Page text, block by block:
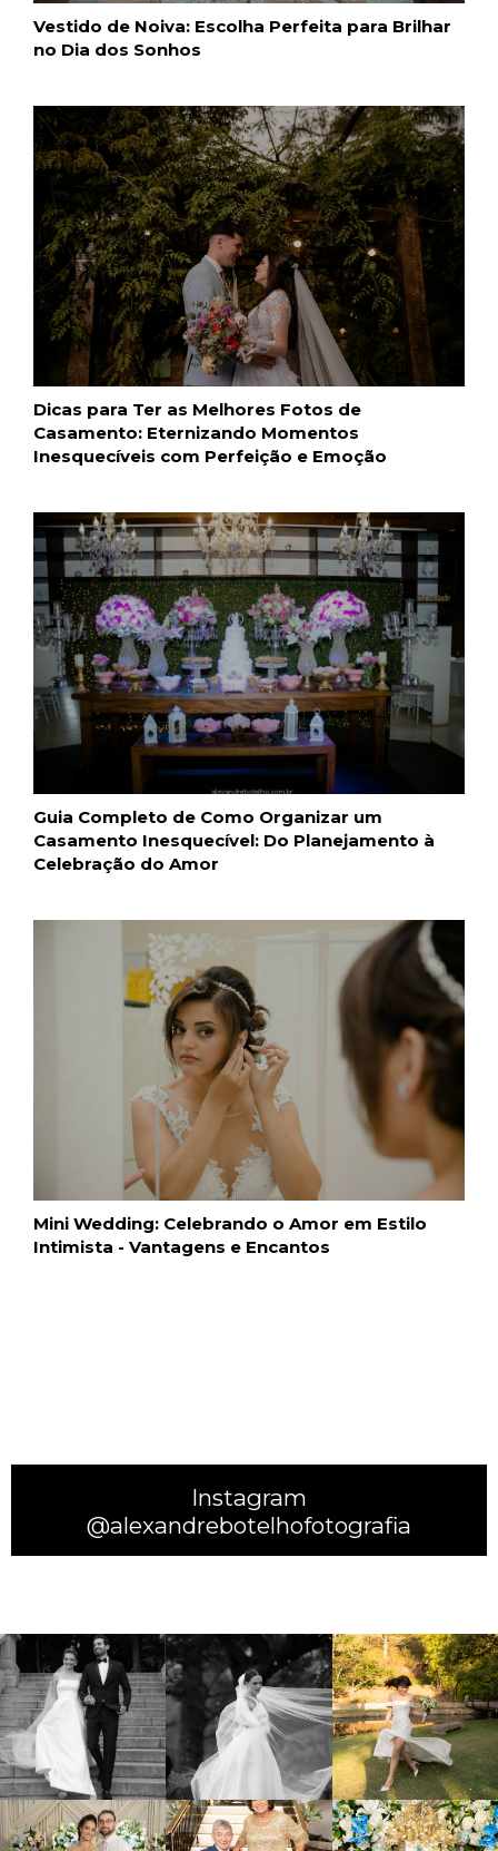
Vestido de Noiva: Escolha Perfeita para Brilhar
no Dia dos Sonhos
Dicas para Ter as Melhores Fotos de
Casamento: Eternizando Momentos
Inesquecíveis com Perfeição e Emoção
Guia Completo de Como Organizar um
Casamento Inesquecível: Do Planejamento à
Celebração do Amor
Mini Wedding: Celebrando o Amor em Estilo
Intimista - Vantagens e Encantos
Instagram
@alexandrebotelhofotografia